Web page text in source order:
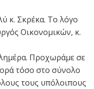
κ. Σκρέκα. Το λόγο
Οικονομικών, κ.
Προχωράμε σε
τόσο στο σύνολο
τους υπόλοιπους